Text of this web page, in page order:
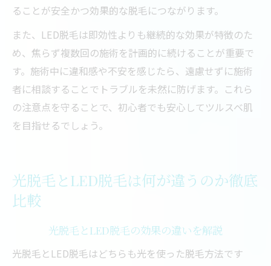
ることが安全かつ効果的な脱毛につながります。
また、LED脱毛は即効性よりも継続的な効果が特徴のた
め、焦らず複数回の施術を計画的に続けることが重要で
す。施術中に違和感や不安を感じたら、遠慮せずに施術
者に相談することでトラブルを未然に防げます。これら
の注意点を守ることで、初心者でも安心してツルスベ肌
を目指せるでしょう。
光脱毛とLED脱毛は何が違うのか徹底
比較
光脱毛とLED脱毛の効果の違いを解説
光脱毛とLED脱毛はどちらも光を使った脱毛方法です